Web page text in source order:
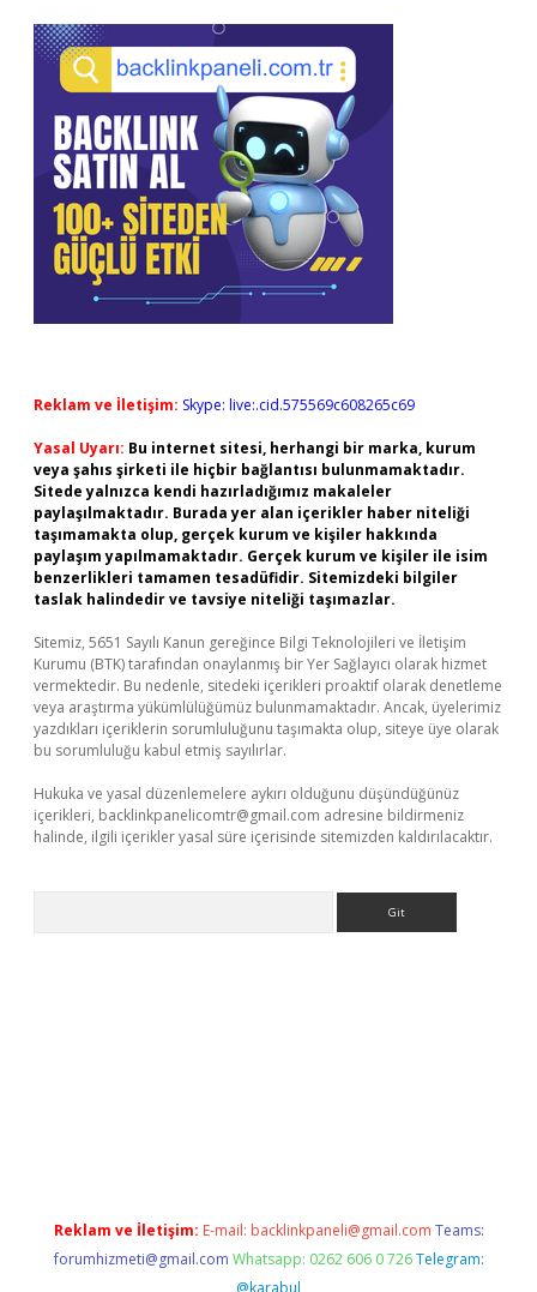
Reklam ve İletişim: Skype: live:.cid.575569c608265c69
Yasal Uyarı: Bu internet sitesi, herhangi bir marka, kurum
veya şahıs şirketi ile hiçbir bağlantısı bulunmamaktadır.
Sitede yalnızca kendi hazırladığımız makaleler
paylaşılmaktadır. Burada yer alan içerikler haber niteliği
taşımamakta olup, gerçek kurum ve kişiler hakkında
paylaşım yapılmamaktadır. Gerçek kurum ve kişiler ile isim
benzerlikleri tamamen tesadüfidir. Sitemizdeki bilgiler
taslak halindedir ve tavsiye niteliği taşımazlar.
Sitemiz, 5651 Sayılı Kanun gereğince Bilgi Teknolojileri ve İletişim
Kurumu (BTK) tarafından onaylanmış bir Yer Sağlayıcı olarak hizmet
vermektedir. Bu nedenle, sitedeki içerikleri proaktif olarak denetleme
veya araştırma yükümlülüğümüz bulunmamaktadır. Ancak, üyelerimiz
yazdıkları içeriklerin sorumluluğunu taşımakta olup, siteye üye olarak
bu sorumluluğu kabul etmiş sayılırlar.
Hukuka ve yasal düzenlemelere aykırı olduğunu düşündüğünüz
içerikleri, backlinkpanelicomtr@gmail.com adresine bildirmeniz
halinde, ilgili içerikler yasal süre içerisinde sitemizden kaldırılacaktır.
Reklam ve İletişim: E-mail: backlinkpaneli@gmail.com Teams:
forumhizmeti@gmail.com Whatsapp: 0262 606 0 726 Telegram:
@karabul